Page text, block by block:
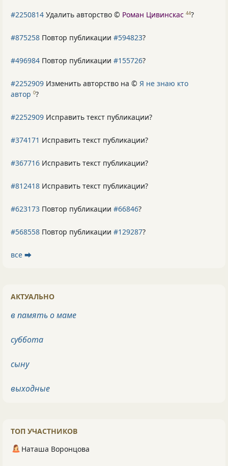
#2250814 Удалить авторство © Роман Цивинскас 44?
#875258 Повтор публикации #594823?
#496984 Повтор публикации #155726?
#2252909 Изменить авторство на © Я не знаю кто
автор 0?
#2252909 Исправить текст публикации?
#374171 Исправить текст публикации?
#367716 Исправить текст публикации?
#812418 Исправить текст публикации?
#623173 Повтор публикации #66846?
#568558 Повтор публикации #129287?
все ⮕
АКТУАЛЬНО
в память о маме
суббота
сыну
выходные
ТОП УЧАСТНИКОВ
Наташа Воронцова